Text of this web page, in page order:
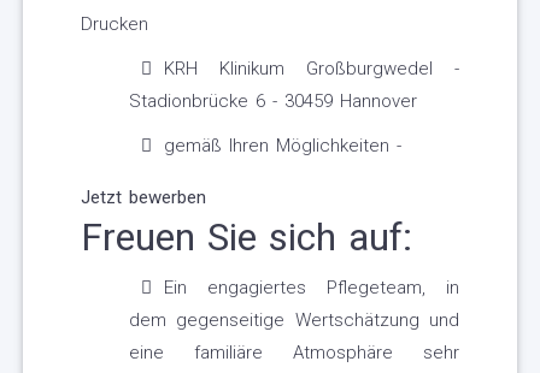
Drucken
KRH Klinikum Großburgwedel -
Stadionbrücke 6 - 30459 Hannover
gemäß Ihren Möglichkeiten -
Jetzt bewerben
Freuen Sie sich auf:
Ein engagiertes Pflegeteam, in
dem gegenseitige Wertschätzung und
eine familiäre Atmosphäre sehr